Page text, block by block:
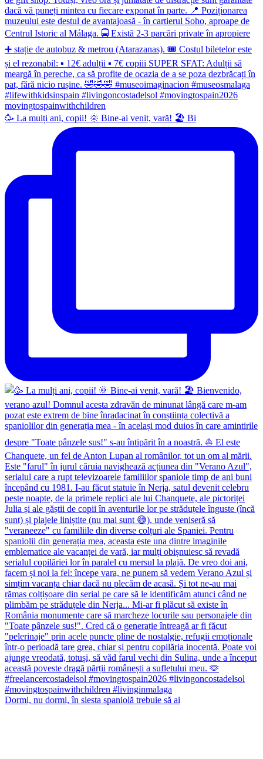
🥳 La mulți ani, copii! 🌞 Bine-ai venit, vară! 🏖 Bi
Dormi, nu dormi, în siesta spaniolă trebuie să ai